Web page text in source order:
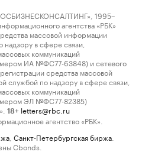
1995–
агентства «РБК»
массовой информации
в сфере связи,
коммуникаций
ИА №ФС77-63848) и сетевого
средства массовой
службой по надзору в сфере связи,
коммуникаций
ЭЛ №ФС77-82385)
18+ letters@rbc.ru
агентство «РБК».
Санкт-Петербургская биржа
Cbonds.